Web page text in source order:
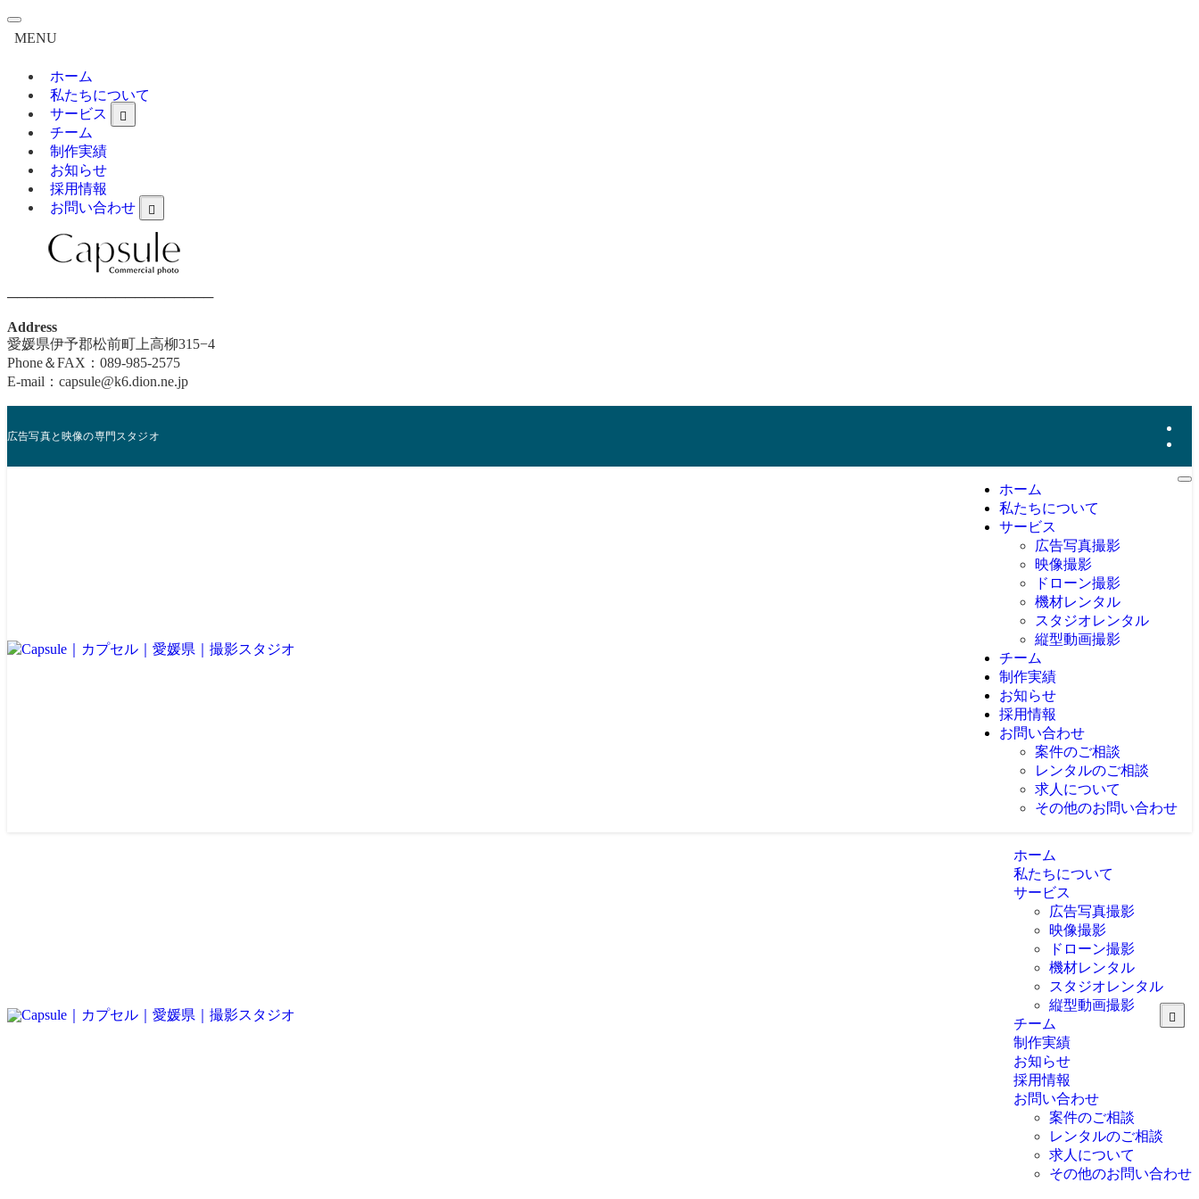
MENU
ホーム
私たちについて
サービス
チーム
制作実績
お知らせ
採用情報
お問い合わせ
─────────────────────
Address
愛媛県伊予郡松前町上高柳315−4
Phone＆FAX：089-985-2575
E-mail：capsule@k6.dion.ne.jp
広告写真と映像の専門スタジオ
ホーム
私たちについて
サービス
広告写真撮影
映像撮影
ドローン撮影
機材レンタル
スタジオレンタル
縦型動画撮影
チーム
制作実績
お知らせ
採用情報
お問い合わせ
案件のご相談
レンタルのご相談
求人について
その他のお問い合わせ
ホーム
私たちについて
サービス
広告写真撮影
映像撮影
ドローン撮影
機材レンタル
スタジオレンタル
縦型動画撮影
チーム
制作実績
お知らせ
採用情報
お問い合わせ
案件のご相談
レンタルのご相談
求人について
その他のお問い合わせ